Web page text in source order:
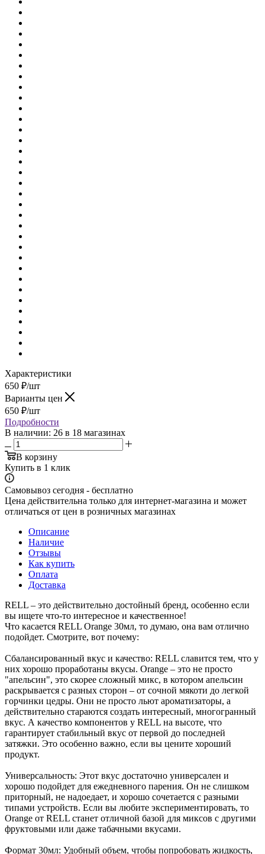
Характеристики
650 ₽/шт
Варианты цен
650 ₽/шт
Подробности
В наличии: 26 в 18 магазинах
В корзину
Купить в 1 клик
Самовывоз сегодня - бесплатно
Цена действительна только для интернет-магазина и может
отличаться от цен в розничных магазинах
Описание
Наличие
Отзывы
Как купить
Оплата
Доставка
RELL – это действительно достойный бренд, особенно если
вы ищете что-то интересное и качественное!
Что касается RELL Orange 30мл, то думаю, она вам отлично
подойдет. Смотрите, вот почему:
Сбалансированный вкус и качество: RELL славится тем, что у
них хорошо проработаны вкусы. Orange – это не просто
"апельсин", это скорее сложный микс, в котором апельсин
раскрывается с разных сторон – от сочной мякоти до легкой
горчинки цедры. Они не просто льют ароматизаторы, а
действительно стараются создать интересный, многогранный
вкус. А качество компонентов у RELL на высоте, что
гарантирует стабильный вкус от первой до последней
затяжки. Это особенно важно, если вы цените хороший
продукт.
Универсальность: Этот вкус достаточно универсален и
хорошо подойдет для ежедневного парения. Он не слишком
приторный, не надоедает, и хорошо сочетается с разными
типами устройств. Если вы любите экспериментировать, то
Orange от RELL станет отличной базой для миксов с другими
фруктовыми или даже табачными вкусами.
Формат 30мл: Удобный объем, чтобы попробовать жидкость,